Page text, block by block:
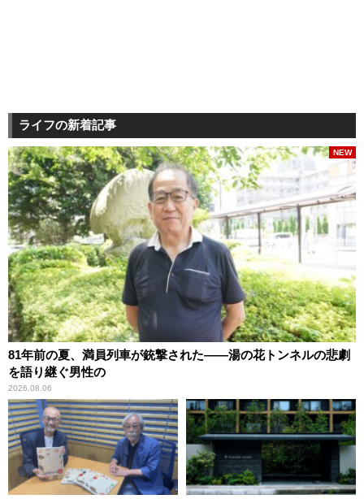
ライフの新着記事
81年前の夏、満員列車が銃撃された――湯の花トンネルの悲劇
を語り継ぐ男性の
2026.08.06
NEW